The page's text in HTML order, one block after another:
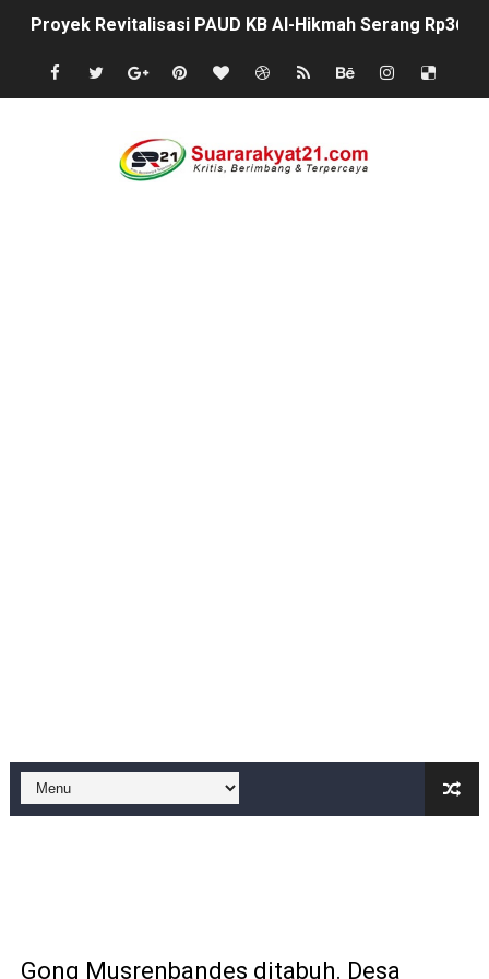
Proyek Revitalisasi PAUD KB Al-Hikmah Serang
DIRGAHAYU RI KE-81, HIDAYAT S.E Direktur Perumda
Ketua PWC, Apresiasi HUT- Ri yang ke 81, yang di
Disaksikan CEO Bos Papua Barat, turnamen sepak
Di ikuti 14 Desa Turnamen sepak bola se-kecamatan
Dugaan Pungli di Samsat Kota Bogor, Wartawan
Gong Musrenbandes ditabuh. Desa